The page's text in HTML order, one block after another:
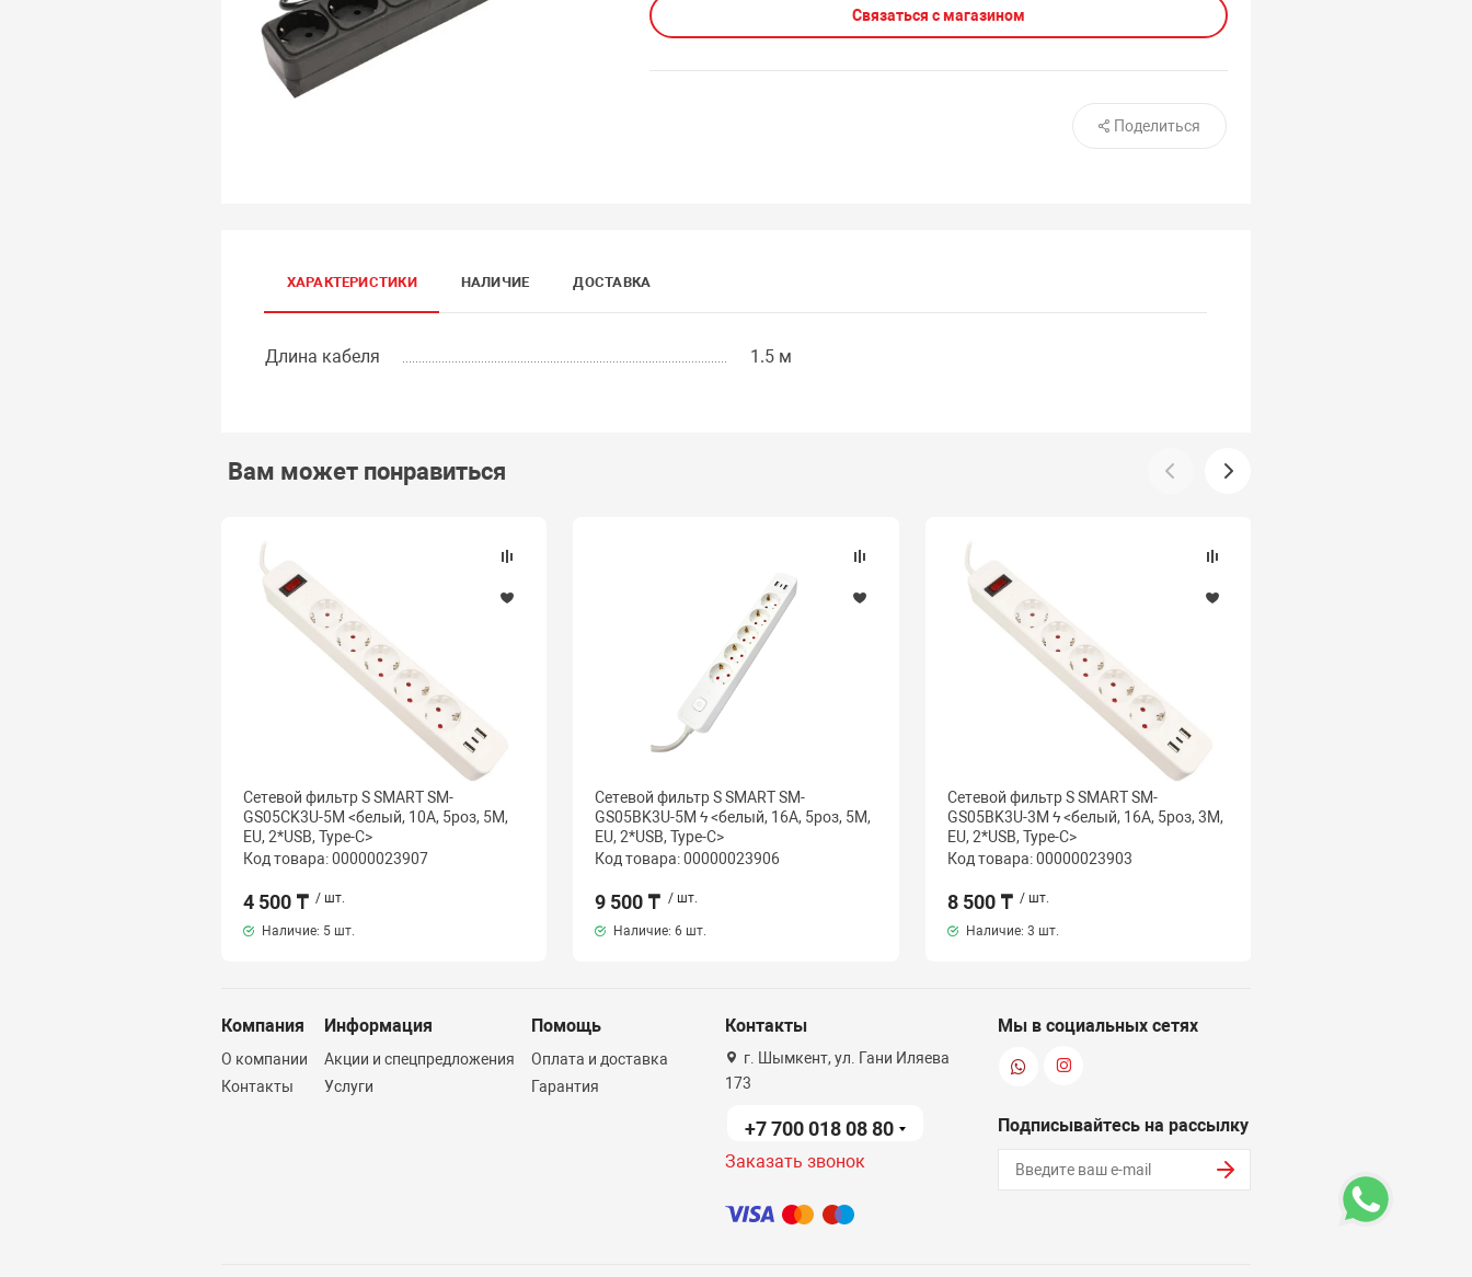
Связаться с магазином
Поделиться
ХАРАКТЕРИСТИКИ НАЛИЧИЕ ДОСТАВКА
Длина кабеля 1.5 м
Вам может понравиться
Сетевой фильтр S SMART SM-
GS05CK3U-5M <белый, 10А, 5роз, 5М,
EU, 2*USB, Type-C>
Код товара: 00000023907
4 500 ₸ / шт.
Наличие: 5 шт.
Сетевой фильтр S SMART SM-
GS05BK3U-5M ϟ <белый, 16А, 5роз, 5М,
EU, 2*USB, Type-C>
Код товара: 00000023906
9 500 ₸ / шт.
Наличие:6 шт.
Сетевой фильтр S SMART SM-
GS05BK3U-3M ϟ <белый, 16А, 5роз, 3М,
EU, 2*USB, Type-C>
Код товара: 00000023903
8 500 ₸ / шт.
Наличие: 3 шт.
Компания
О компании
Контакты
Информация
Акции и спецпредложения
Услуги
Помощь
Оплата и доставка
Гарантия
Контакты
г. Шымкент, ул. Гани Иляева
173
+7 700 018 08 80
Заказать звонок
Мы в социальных сетях
Подписывайтесь на рассылку